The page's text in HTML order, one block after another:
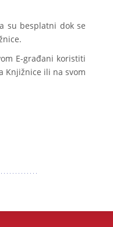
su besplatni dok se
E-građani koristiti
Knjižnice ili na svom